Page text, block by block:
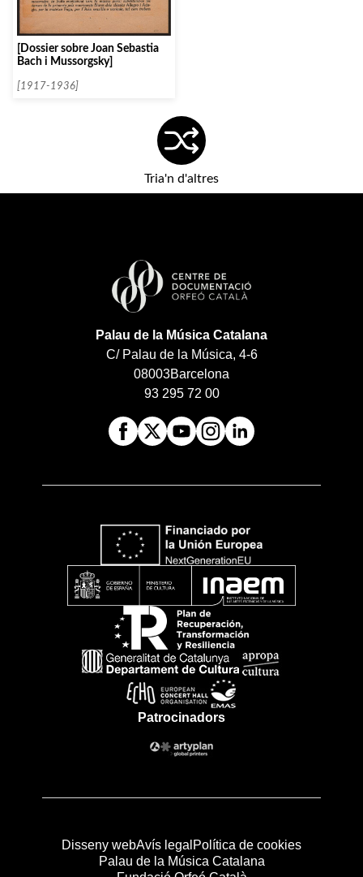
[Dossier sobre Joan Sebastia
Bach i Mussorgsky]
[1917-1936]
Tria'n d'altres
Palau de la Música Catalana
C/ Palau de la Música, 4-6
08003Barcelona
93 295 72 00
Patrocinadors
Disseny webAvís legal Política de cookies
Palau de la Música Catalana